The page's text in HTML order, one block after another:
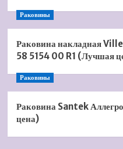
Раковины
Раковина накладная
58 5154 00 R1 (Лучшая
Раковины
Раковина Santek
цена)